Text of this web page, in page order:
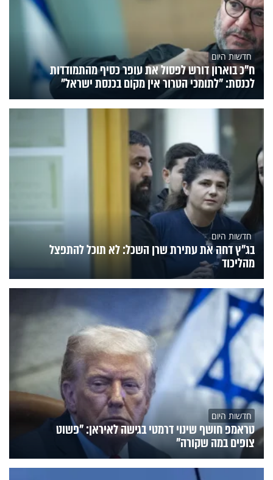
חדשות היום
ח״כ בוארון דורש לפסול את עופר כסיף מהתמודדות
לכנסת: "לתומכי הטרור אין מקום בכנסת ישראל"
חדשות היום
בג"ץ דחה את עתירת שרן השכל: לא תוכל להתפצל
מהליכוד
חדשות היום
טראמפ חושף שינוי דרמטי בגישה לאיראן: "פשוט
צופים במה שקורה"